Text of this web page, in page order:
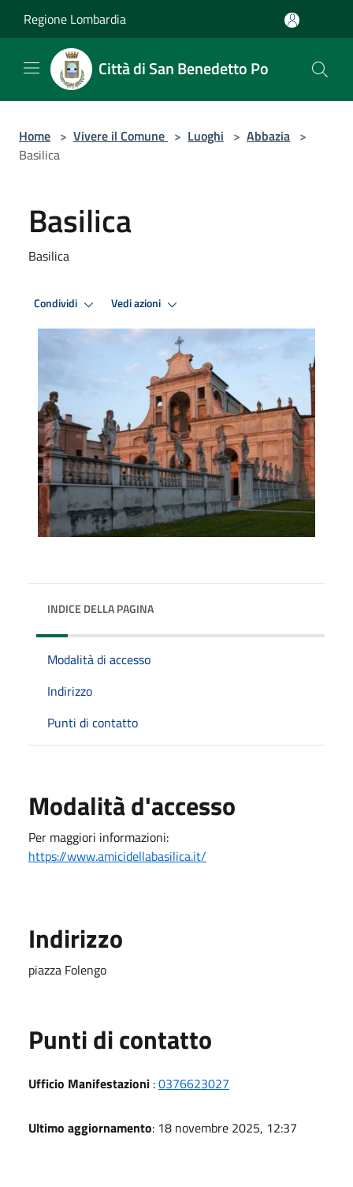
Regione Lombardia
Città di San Benedetto Po
Home > Vivere il Comune > Luoghi > Abbazia >
Basilica
Basilica
Basilica
Condividi Vedi azioni
INDICE DELLA PAGINA
Modalità di accesso
Indirizzo
Punti di contatto
Modalità d'accesso
Per maggiori informazioni:
https://www.amicidellabasilica.it/
Indirizzo
piazza Folengo
Punti di contatto
Ufficio Manifestazioni :0376623027
Ultimo aggiornamento: 18 novembre 2025, 12:37